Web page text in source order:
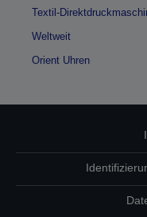
Textil-
Weltweit
Orient Uhren